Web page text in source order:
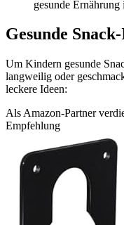
gesunde Ernährung
Gesunde
Um Kindern gesunde
langweilig oder
leckere Ideen:
Als Amazon-Partner
Empfehlung